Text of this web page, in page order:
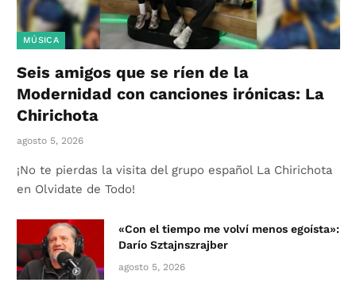
MÚSICA
Seis amigos que se ríen de la
Modernidad con canciones irónicas: La
Chirichota
agosto 5, 2026
¡No te pierdas la visita del grupo español La Chirichota
en Olvidate de Todo!
«Con el tiempo me volví menos egoísta»:
Darío Sztajnszrajber
agosto 5, 2026